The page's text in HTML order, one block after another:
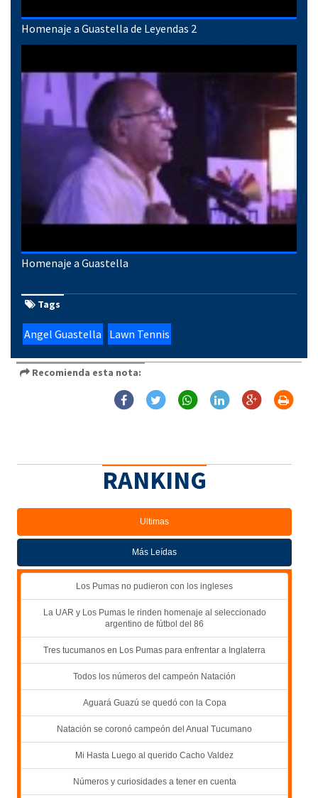
Homenaje a Guastella de Leyendas 2
Homenaje a Guastella
Tags
Angel Guastella Lawn Tennis
Recomienda esta nota:
RANKING
Ultimas
Más Leídas
Los Pumas no pudieron con los ingleses
La UAR y Los Pumas le rinden homenaje al seleccionado
argentino de fútbol del 86
Tres tucumanos en Los Pumas para enfrentar a Inglaterra
Todos los números del campeón Natación
Aguará Guazú se quedó con la Copa
Natación se coronó campeón del Anual Tucumano
Mi Hasta Luego al querido Cacho Valdez
Números y curiosidades a tener en cuenta